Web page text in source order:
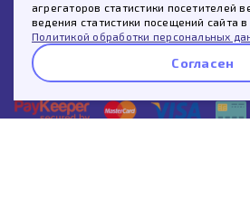
агрегаторов статистики посетителей
ведения статистики посещений сайта в
Политикой обработки персональных
Согласен
Пользовательское
соглашение